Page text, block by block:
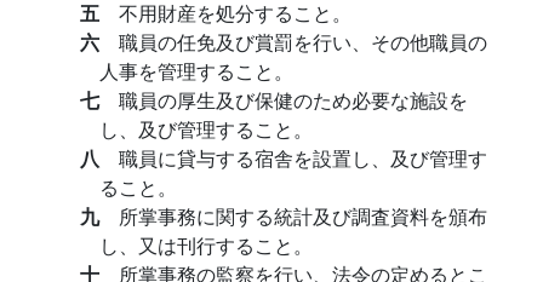
五 不用財産を処分すること。
六 職員の任免及び賞罰を行い、その他職員の
人事を管理すること。
七 職員の厚生及び保健のため必要な施設を
し、及び管理すること。
八 職員に貸与する宿舎を設置し、及び管理す
ること。
九 所掌事務に関する統計及び調査資料を頒布
し、又は刊行すること。
十 所掌事務の監察を行い、法令の定めるとこ